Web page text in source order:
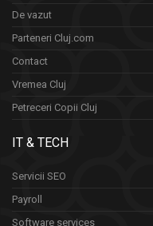
De vazut
Parteneri Cluj.com
Contact
Vremea Cluj
Petreceri Copii Cluj
IT & TECH
Servicii SEO
Payroll
Software services